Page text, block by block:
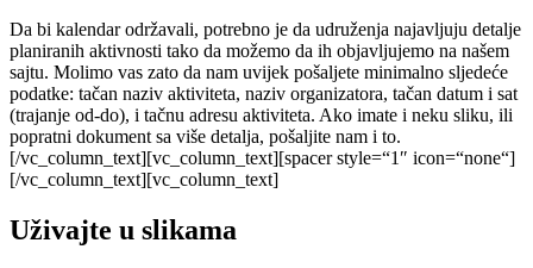
Da bi kalendar održavali, potrebno je da udruženja najavljuju detalje
planiranih aktivnosti tako da možemo da ih objavljujemo na našem
sajtu. Molimo vas zato da nam uvijek pošaljete minimalno sljedeće
podatke: tačan naziv aktiviteta, naziv organizatora, tačan datum i sat
(trajanje od-do), i tačnu adresu aktiviteta. Ako imate i neku sliku, ili
popratni dokument sa više detalja, pošaljite nam i to.
[/vc_column_text][vc_column_text][spacer style=“1″ icon=“none“]
[/vc_column_text][vc_column_text]
Uživajte u slikama